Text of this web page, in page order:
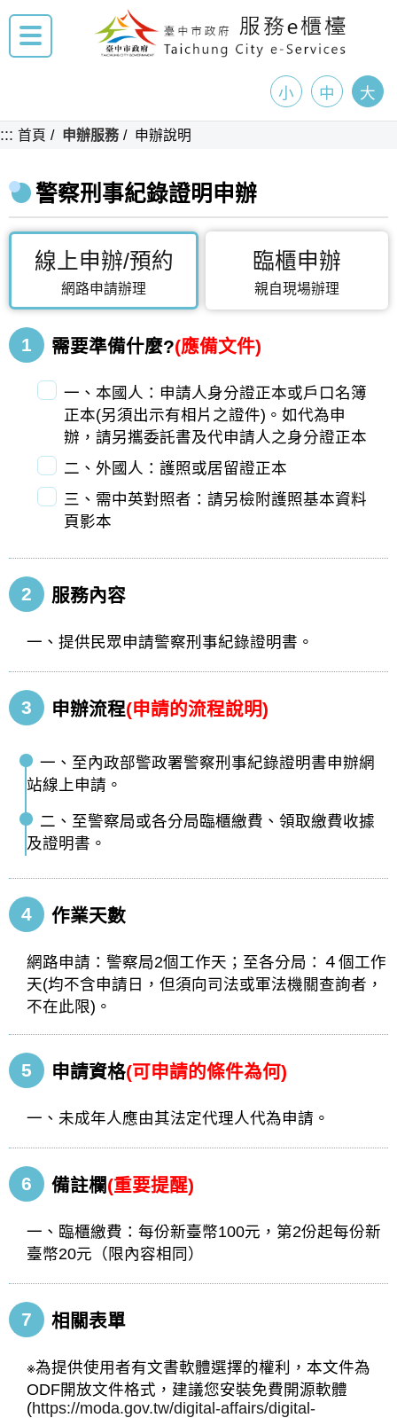
小 中 大
::: 首頁 申辦服務 申辦說明
警察刑事紀錄證明申辦
線上申辦/預約
網路申請辦理
臨櫃申辦
親自現場辦理
1 需要準備什麼?(應備文件)
一、本國人：申請人身分證正本或戶口名簿
正本(另須出示有相片之證件)。如代為申
辦，請另攜委託書及代申請人之身分證正本
二、外國人：護照或居留證正本
三、需中英對照者：請另檢附護照基本資料
頁影本
2 服務內容
一、提供民眾申請警察刑事紀錄證明書。
3 申辦流程(申請的流程說明)
一、至內政部警政署警察刑事紀錄證明書申辦網
站線上申請。
二、至警察局或各分局臨櫃繳費、領取繳費收據
及證明書。
4 作業天數
網路申請：警察局2個工作天；至各分局：４個工作
天(均不含申請日，但須向司法或軍法機關查詢者，
不在此限)。
5 申請資格(可申請的條件為何)
一、未成年人應由其法定代理人代為申請。
6 備註欄(重要提醒)
一、臨櫃繳費：每份新臺幣100元，第2份起每份新
臺幣20元（限內容相同）
7 相關表單
※為提供使用者有文書軟體選擇的權利，本文件為
ODF開放文件格式，建議您安裝免費開源軟體
(https://moda.gov.tw/digital-affairs/digital-